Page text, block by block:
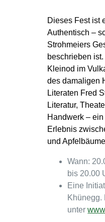
Dieses Fest ist
Authentisch –
Strohmeiers
beschrieben
Kleinod im
des damaligen
Literaten Fred
Literatur,
Handwerk –
Erlebnis
und
Wann:
bis 20.00
Eine
Khünegg.
unter